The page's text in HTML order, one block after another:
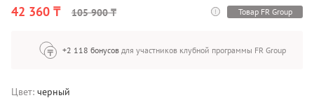
42 360 ₸
105 900 ₸ Товар FR Group
+2 118 бонусов для участников клубной программы FR Group
Цвет: черный